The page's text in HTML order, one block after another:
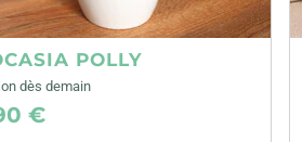
POLLY
dès demain
€